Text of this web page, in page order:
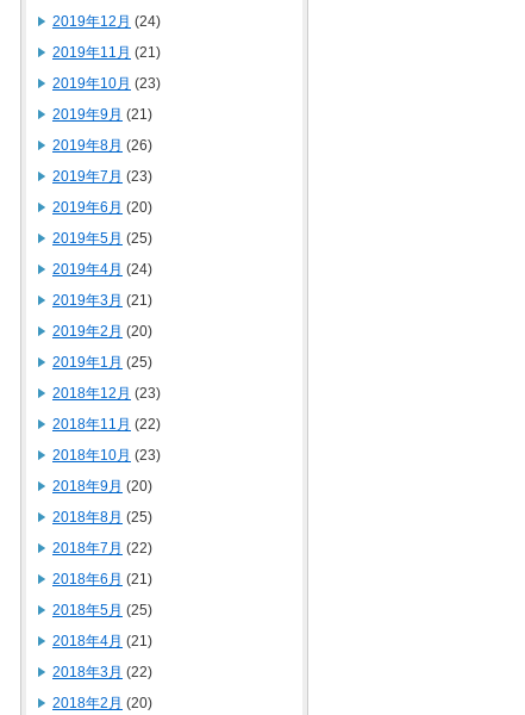
2019年12月 (24)
2019年11月 (21)
2019年10月 (23)
2019年9月 (21)
2019年8月 (26)
2019年7月 (23)
2019年6月 (20)
2019年5月 (25)
2019年4月 (24)
2019年3月 (21)
2019年2月 (20)
2019年1月 (25)
2018年12月 (23)
2018年11月 (22)
2018年10月 (23)
2018年9月 (20)
2018年8月 (25)
2018年7月 (22)
2018年6月 (21)
2018年5月 (25)
2018年4月 (21)
2018年3月 (22)
2018年2月 (20)